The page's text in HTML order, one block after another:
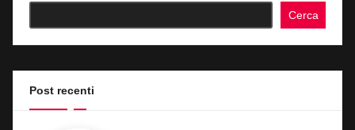
Cerca
Post recenti